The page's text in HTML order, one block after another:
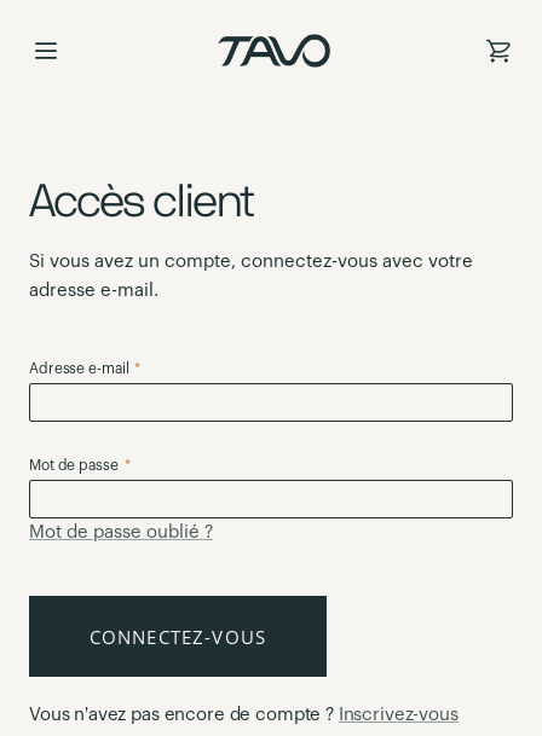
au
Accès client
Si vous avez un compte, connectez-vous avec votre
adresse e-mail.
Adresse e-mail
Mot de passe
Mot de passe oublié ?
CONNECTEZ-VOUS
Vous n'avez pas encore de compte ? Inscrivez-vous